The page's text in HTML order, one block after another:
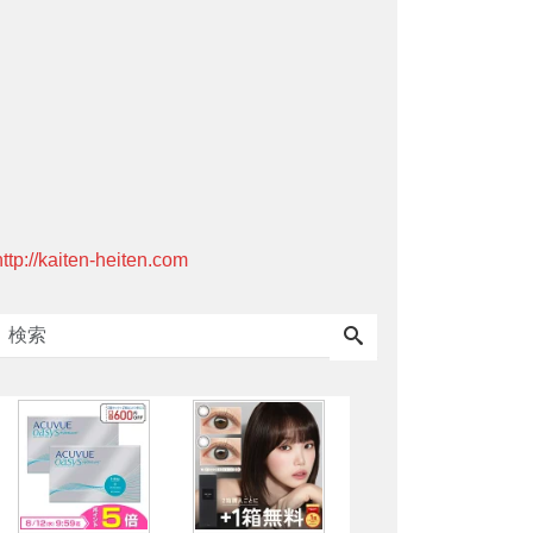
kaiten-heiten.com